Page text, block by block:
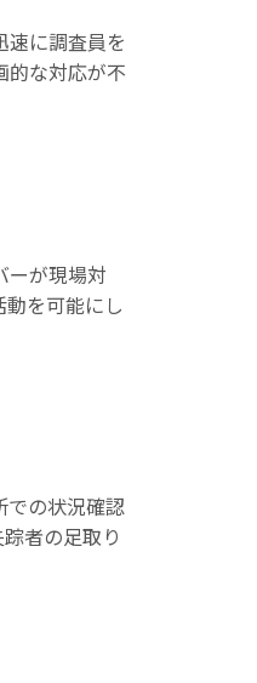
速に調査員を
的な対応が不
ーが現場対
を可能にし
での状況確認
者の足取り